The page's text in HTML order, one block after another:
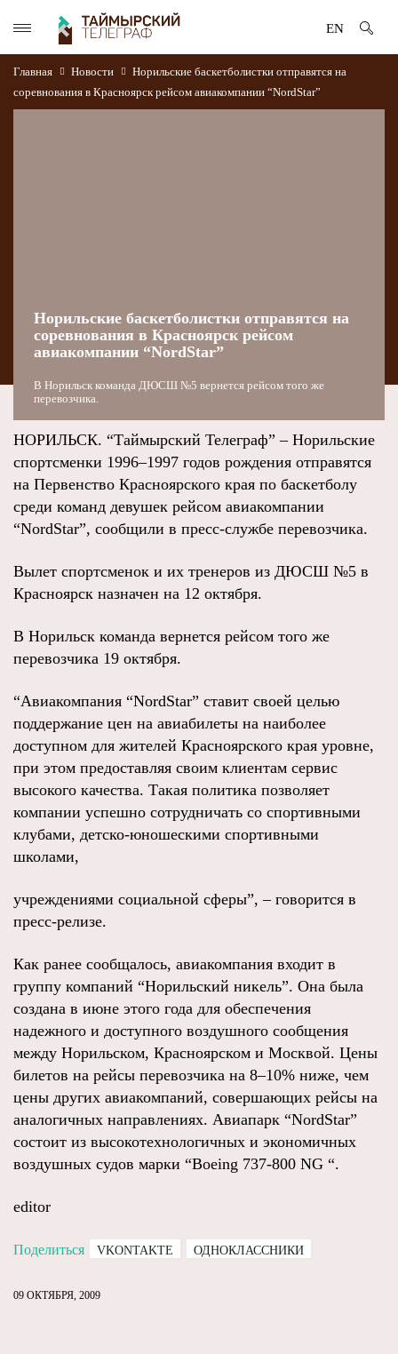
EN
Главная Новости
Норильские баскетболистки отправятся на
соревнования в Красноярск рейсом авиакомпании “NordStar”
Норильские баскетболистки отправятся на
соревнования в Красноярск рейсом
авиакомпании “NordStar”
В Норильск команда ДЮСШ №5 вернется рейсом того же
перевозчика.
НОРИЛЬСК. “Таймырский Телеграф” – Норильские
спортсменки 1996–1997 годов рождения отправятся
на Первенство Красноярского края по баскетболу
среди команд девушек рейсом авиакомпании
“NordStar”, сообщили в пресс-службе перевозчика.
Вылет спортсменок и их тренеров из ДЮСШ №5 в
Красноярск назначен на 12 октября.
В Норильск команда вернется рейсом того же
перевозчика 19 октября.
“Авиакомпания “NordStar” ставит своей целью
поддержание цен на авиабилеты на наиболее
доступном для жителей Красноярского края уровне,
при этом предоставляя своим клиентам сервис
высокого качества. Такая политика позволяет
компании успешно сотрудничать со спортивными
клубами, детско-юношескими спортивными
школами,
учреждениями социальной сферы”, – говорится в
пресс-релизе.
Как ранее сообщалось, авиакомпания входит в
группу компаний “Норильский никель”. Она была
создана в июне этого года для обеспечения
надежного и доступного воздушного сообщения
между Норильском, Красноярском и Москвой. Цены
билетов на рейсы перевозчика на 8–10% ниже, чем
цены других авиакомпаний, совершающих рейсы на
аналогичных направлениях. Авиапарк “NordStar”
состоит из высокотехнологичных и экономичных
воздушных судов марки “Boeing 737-800 NG “.
editor
Поделиться VKONTAKTE ОДНОКЛАССНИКИ
09 ОКТЯБРЯ, 2009